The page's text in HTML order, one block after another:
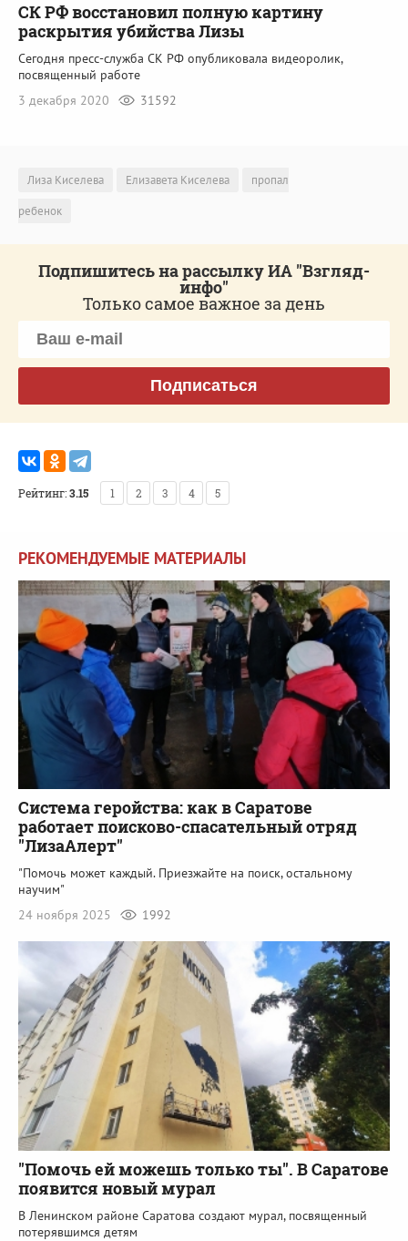
СК РФ восстановил полную картину
раскрытия убийства Лизы
Сегодня пресс-служба СК РФ опубликовала видеоролик,
посвященный работе
3 декабря 2020
31592
Лиза Киселева Елизавета Киселева
пропал
ребенок
Подпишитесь на рассылку ИА "Взгляд-
инфо"
Только самое важное за день
Подписаться
Рейтинг:3.15 1 2 3 4 5
РЕКОМЕНДУЕМЫЕ МАТЕРИАЛЫ
Система геройства: как в Саратове
работает поисково-спасательный отряд
"ЛизаАлерт"
"Помочь может каждый. Приезжайте на поиск, остальному
научим"
24 ноября 2025
1992
"Помочь ей можешь только ты". В Саратове
появится новый мурал
В Ленинском районе Саратова создают мурал, посвященный
потерявшимся детям